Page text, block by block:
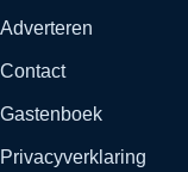
Adverteren
Contact
Gastenboek
Privacyverklaring